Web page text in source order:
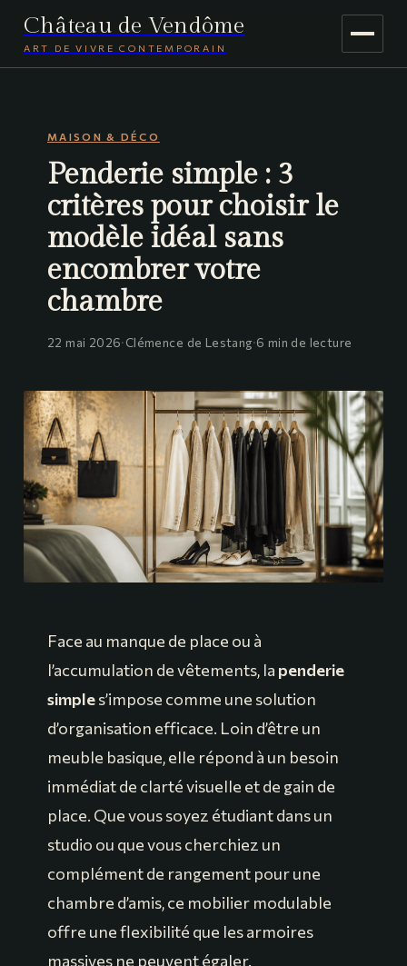
Château de Vendôme
ART DE VIVRE CONTEMPORAIN
JARDINAGE
VOYAGE
MAISON & DÉCO
Penderie simple : 3
critères pour choisir le
modèle idéal sans
encombrer votre
chambre
22 mai 2026·Clémence de Lestang·6 min de lecture
Face au manque de place ou à
l’accumulation de vêtements, la penderie
simples’impose comme une solution
d’organisation efficace. Loin d’être un
meuble basique, elle répond à un besoin
immédiat de clarté visuelle et de gain de
place. Que vous soyez étudiant dans un
studio ou que vous cherchiez un
complément de rangement pour une
chambre d’amis, ce mobilier modulable
offre une flexibilité que les armoires
massives ne peuvent égaler.